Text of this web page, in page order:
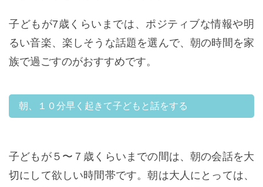
子どもが7歳くらいまでは、ポジティブな情報や明
るい音楽、楽しそうな話題を選んで、朝の時間を家
族で過ごすのがおすすめです。
朝、１０分早く起きて子どもと話をする
子どもが５〜７歳くらいまでの間は、朝の会話を大
切にして欲しい時間帯です。朝は大人にとっては、